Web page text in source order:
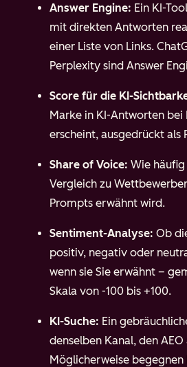
Answer Engine: Ein KI-
mit direkten Antworten
einer Liste von Links.
Perplexity sind Answer
Score für die KI-
Marke in KI-Antworten bei
erscheint, ausgedrückt als
Share of Voice: Wie
Vergleich zu
Prompts erwähnt wird.
Sentiment-Analyse: Ob
positiv, negativ oder
wenn sie Sie erwähnt –
Skala von -100 bis +100.
KI-Suche: Ein
denselben Kanal, den
Möglicherweise begegnen